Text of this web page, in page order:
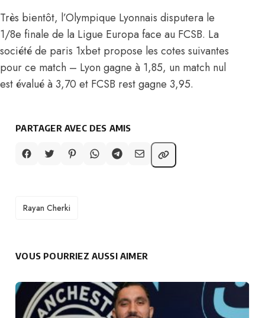
Très bientôt, l’Olympique Lyonnais disputera le
1/8e finale de la Ligue Europa face au FCSB. La
société de paris 1xbet propose les cotes suivantes
pour ce match – Lyon gagne à 1,85, un match nul
est évalué à 3,70 et FCSB rest gagne 3,95.
PARTAGER AVEC DES AMIS
Rayan Cherki
VOUS POURRIEZ AUSSI AIMER